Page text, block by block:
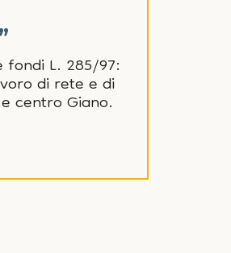
L. 285/97:
di rete e di
centro Giano.